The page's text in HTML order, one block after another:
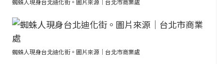
蜘蛛人現身台北迪化街。圖片來源｜台北市商業處
蜘蛛人現身台北迪化街。圖片來源｜台北市商業處